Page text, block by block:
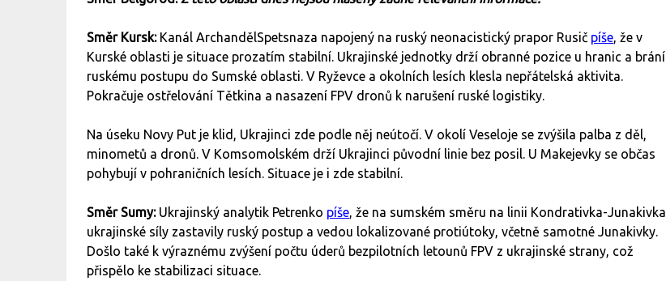
Směr Kursk: Kanál ArchandělSpetsnaza napojený na ruský neonacistický prapor Rusič píše, že v
Kurské oblasti je situace prozatím stabilní. Ukrajinské jednotky drží obranné pozice u hranic a brání
ruskému postupu do Sumské oblasti. V Ryževce a okolních lesích klesla nepřátelská aktivita.
Pokračuje ostřelování Tětkina a nasazení FPV dronů k narušení ruské logistiky.
Na úseku Novy Put je klid, Ukrajinci zde podle něj neútočí. V okolí Veseloje se zvýšila palba z děl,
minometů a dronů. V Komsomolském drží Ukrajinci původní linie bez posil. U Makejevky se občas
pohybují v pohraničních lesích. Situace je i zde stabilní.
Směr Sumy: Ukrajinský analytik Petrenko píše, že na sumském směru na linii Kondrativka-Junakivka
ukrajinské síly zastavily ruský postup a vedou lokalizované protiútoky, včetně samotné Junakivky.
Došlo také k výraznému zvýšení počtu úderů bezpilotních letounů FPV z ukrajinské strany, což
přispělo ke stabilizaci situace.